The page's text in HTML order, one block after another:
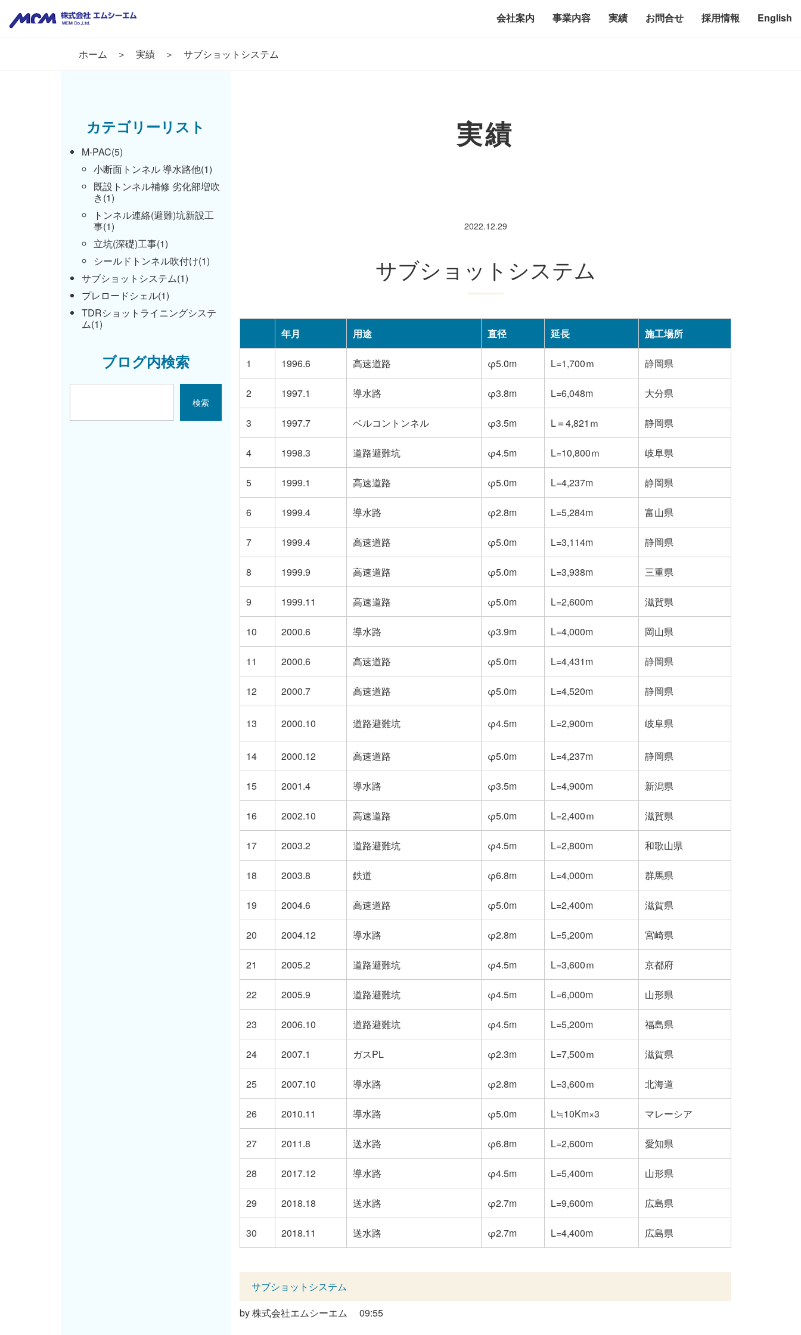
会社案内 事業内容 実績 お問合せ 採用情報 English
ホーム 実績 サブショットシステム
実績
2022.12.29
サブショットシステム
年月 用途 直径 延長 施工場所
1 1996.6 高速道路 φ5.0m L=1,700ｍ 静岡県
2 1997.1 導水路 φ3.8m L=6,048m 大分県
3 1997.7 ベルコントンネル φ3.5m L＝4,821ｍ 静岡県
4 1998.3 道路避難坑 φ4.5m L=10,800ｍ 岐阜県
5 1999.1 高速道路 φ5.0m L=4,237m 静岡県
6 1999.4 導水路 φ2.8m L=5,284m 富山県
7 1999.4 高速道路 φ5.0m L=3,114m 静岡県
8 1999.9 高速道路 φ5.0m L=3,938m 三重県
9 1999.11 高速道路 φ5.0m L=2,600m 滋賀県
10 2000.6 導水路 φ3.9m L=4,000m 岡山県
11 2000.6 高速道路 φ5.0m L=4,431m 静岡県
12 2000.7 高速道路 φ5.0m L=4,520m 静岡県
13 2000.10 道路避難坑 φ4.5m L=2,900m 岐阜県
14 2000.12 高速道路 φ5.0m L=4,237m 静岡県
15 2001.4 導水路 φ3.5m L=4,900m 新潟県
16 2002.10 高速道路 φ5.0m L=2,400ｍ 滋賀県
17 2003.2 道路避難坑 φ4.5m L=2,800m 和歌山県
18 2003.8 鉄道 φ6.8m L=4,000m 群馬県
19 2004.6 高速道路 φ5.0m L=2,400m 滋賀県
20 2004.12 導水路 φ2.8m L=5,200m 宮崎県
21 2005.2 道路避難坑 φ4.5m L=3,600ｍ 京都府
22 2005.9 道路避難坑 φ4.5m L=6,000m 山形県
23 2006.10 道路避難坑 φ4.5m L=5,200m 福島県
24 2007.1 ガスPL φ2.3m L=7,500ｍ 滋賀県
25 2007.10 導水路 φ2.8m L=3,600ｍ 北海道
26 2010.11 導水路 φ5.0m L≒10Km×3 マレーシア
27 2011.8 送水路 φ6.8m L=2,600m 愛知県
28 2017.12 導水路 φ4.5m L=5,400m 山形県
29 2018.18 送水路 φ2.7m L=9,600m 広島県
30 2018.11 送水路 φ2.7m L=4,400m 広島県
サブショットシステム
by株式会社エムシーエム 09:55
カテゴリーリスト
M-PAC(5)
小断面トンネル 導水路他(1)
既設トンネル補修 劣化部増吹
き(1)
トンネル連絡(避難)坑新設工
事(1)
立坑(深礎)工事(1)
シールドトンネル吹付け(1)
サブショットシステム(1)
プレロードシェル(1)
TDRショットライニングシステ
ム(1)
ブログ内検索